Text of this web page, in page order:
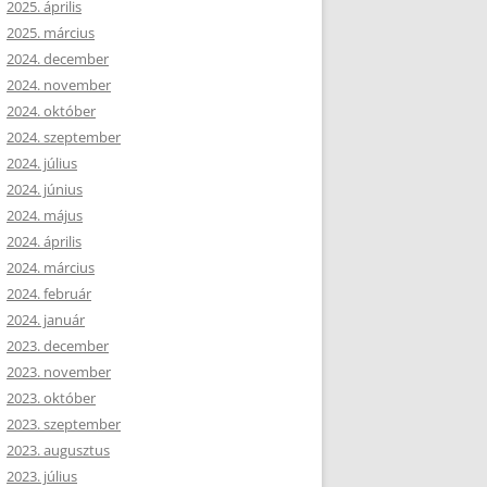
2025. április
2025. március
2024. december
2024. november
2024. október
2024. szeptember
2024. július
2024. június
2024. május
2024. április
2024. március
2024. február
2024. január
2023. december
2023. november
2023. október
2023. szeptember
2023. augusztus
2023. július